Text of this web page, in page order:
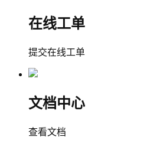
在线工单
提交在线工单
文档中心
查看文档